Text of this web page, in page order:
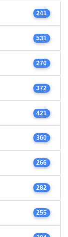
241
531
270
372
421
360
266
282
255